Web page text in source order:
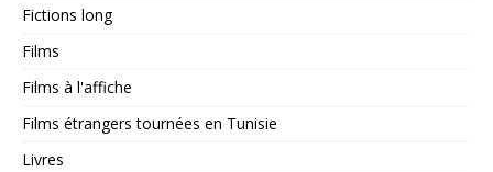
Fictions long
Films
Films à l'affiche
Films étrangers tournées en Tunisie
Livres